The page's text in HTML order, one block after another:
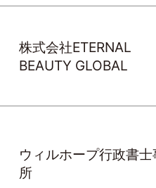
株式会社ETERNAL
BEAUTY GLOBAL
ウィルホープ行政書士
所